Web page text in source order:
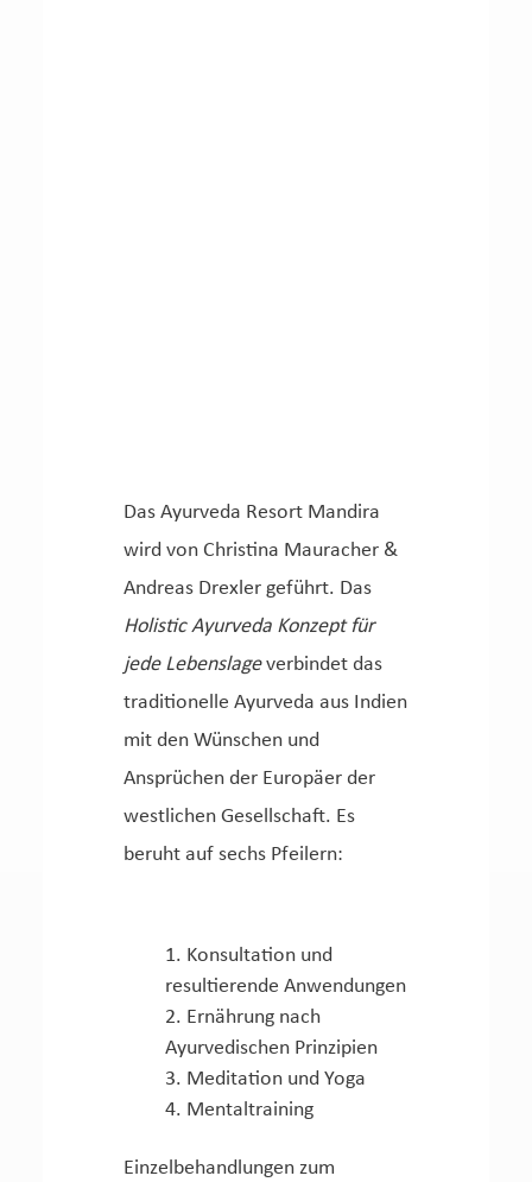
Das Ayurveda Resort Mandira
wird von Christina Mauracher &
Andreas Drexler geführt. Das
Holistic Ayurveda Konzept für
jede Lebenslageverbindet das
traditionelle Ayurveda aus Indien
mit den Wünschen und
Ansprüchen der Europäer der
westlichen Gesellschaft. Es
beruht auf sechs Pfeilern:
Konsultation und
resultierende Anwendungen
Ernährung nach
Ayurvedischen Prinzipien
Meditation und Yoga
Mentaltraining
Einzelbehandlungen zum